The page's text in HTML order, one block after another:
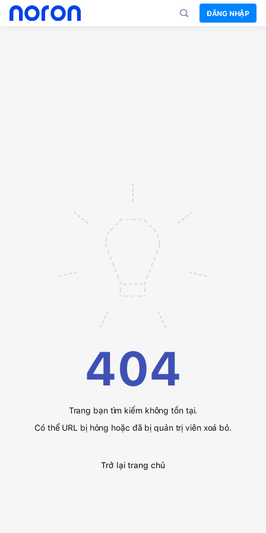
ĐĂNG NHẬP
404
Trang bạn tìm kiếm không tồn tại.
Có thể URL bị hỏng hoặc đã bị quản trị viên xoá bỏ.
Trở lại trang chủ